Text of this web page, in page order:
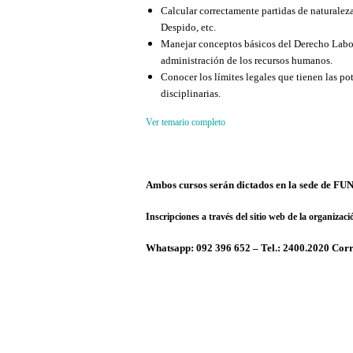
Calcular correctamente partidas de
Despido, etc.
Manejar conceptos básicos del Derecho
administración de los recursos humanos.
Conocer los límites legales que tienen las
disciplinarias.
Ver temario completo
Ambos cursos serán dictados en la sede de
Inscripciones a través del sitio web de la
Whatsapp: 092 396 652 – Tel.: 2400.2020